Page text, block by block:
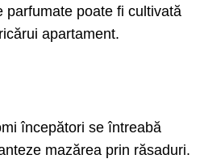
parfumate poate fi cultivată
apartament.
începători se întreabă
mazărea prin răsaduri.